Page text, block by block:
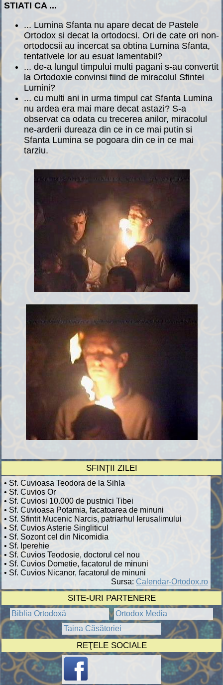
STIATI CA ...
... Lumina Sfanta nu apare decat de Pastele
Ortodox si decat la ortodocsi. Ori de cate ori non-
ortodocsii au incercat sa obtina Lumina Sfanta,
tentativele lor au esuat lamentabil?
... de-a lungul timpului multi pagani s-au convertit
la Ortodoxie convinsi fiind de miracolul Sfintei
Lumini?
... cu multi ani in urma timpul cat Sfanta Lumina
nu ardea era mai mare decat astazi? S-a
observat ca odata cu trecerea anilor, miracolul
ne-arderii dureaza din ce in ce mai putin si
Sfanta Lumina se pogoara din ce in ce mai
tarziu.
SFINȚII ZILEI
• Sf. Cuvioasa Teodora de la Sihla
• Sf. Cuvios Or
• Sf. Cuviosi 10.000 de pustnici Tibei
• Sf. Cuvioasa Potamia, facatoarea de minuni
• Sf. Sfintit Mucenic Narcis, patriarhul Ierusalimului
• Sf. Cuvios Asterie Singliticul
• Sf. Sozont cel din Nicomidia
• Sf. Iperehie
• Sf. Cuvios Teodosie, doctorul cel nou
• Sf. Cuvios Dometie, facatorul de minuni
• Sf. Cuvios Nicanor, facatorul de minuni
Sursa: Calendar-Ortodox.ro
SITE-URI PARTENERE
Biblia Ortodoxă
Ortodox Media
Taina Căsătoriei
REŢELE SOCIALE